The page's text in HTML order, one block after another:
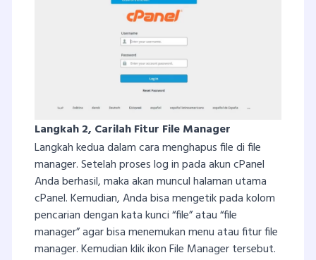
Langkah 2, Carilah Fitur File Manager
Langkah kedua dalam cara menghapus file di file
manager. Setelah proses log in pada akun cPanel
Anda berhasil, maka akan muncul halaman utama
cPanel. Kemudian, Anda bisa mengetik pada kolom
pencarian dengan kata kunci “file” atau “file
manager” agar bisa menemukan menu atau fitur file
manager. Kemudian klik ikon File Manager tersebut.